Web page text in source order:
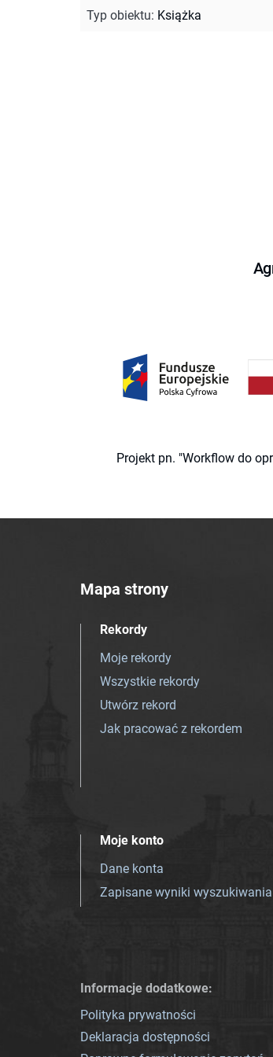
Typ obiektu: Książka
Projekt pn. "Workflow do
Mapa strony
Rekordy
Moje rekordy
Wszystkie rekordy
Utwórz rekord
Jak pracować z rekordem
Moje konto
Dane konta
Zapisane wyniki wyszukiwania
Informacje dodatkowe:
Polityka prywatności
Deklaracja dostępności